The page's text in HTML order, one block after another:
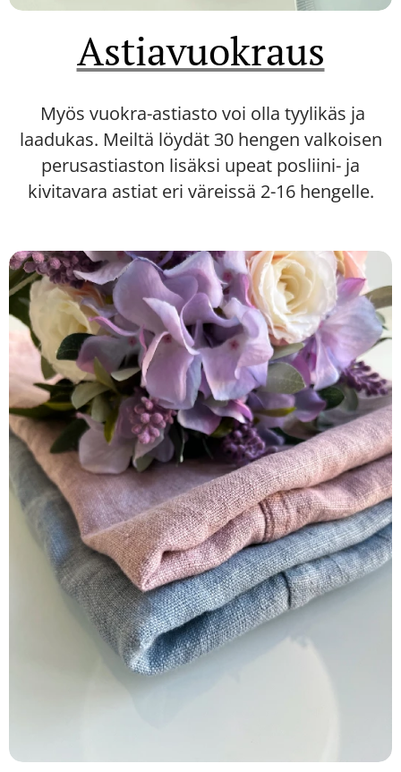
Astiavuokraus
Myös vuokra-astiasto voi olla tyylikäs ja
laadukas. Meiltä löydät 30 hengen valkoisen
perusastiaston lisäksi upeat posliini- ja
kivitavara astiat eri väreissä 2-16 hengelle.